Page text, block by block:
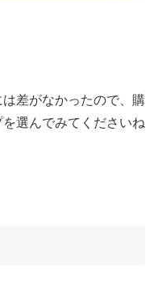
差がなかったので、購
選んでみてくださいね